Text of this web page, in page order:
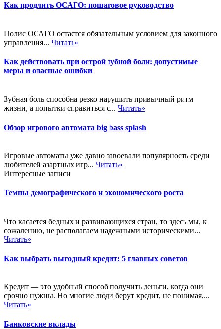
Как продлить ОСАГО: пошаговое руководство
Полис ОСАГО остается обязательным условием для законного
управления... Читать»
Как действовать при острой зубной боли: допустимые
меры и опасные ошибки
Зубная боль способна резко нарушить привычный ритм
жизни, а попытки справиться с... Читать»
Обзор игрового автомата big bass splash
Игровые автоматы уже давно завоевали популярность среди
любителей азартных игр... Читать»
Интересные записи
Темпы демографического и экономического роста
Что касается бедных и развивающихся стран, то здесь мы, к
сожалению, не располагаем надежными историческими...
Читать»
Как выбрать выгодный кредит: 5 главных советов
Кредит — это удобный способ получить деньги, когда они
срочно нужны. Но многие люди берут кредит, не понимая,...
Читать»
Банковские вклады